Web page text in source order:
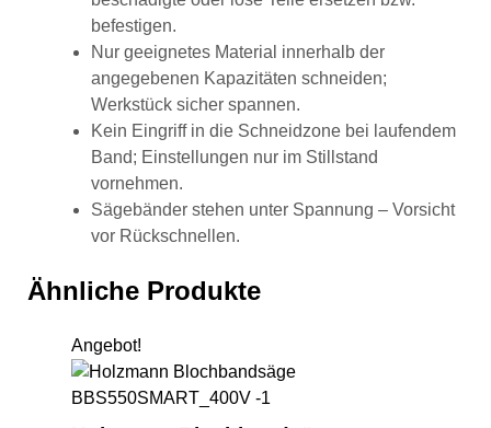
befestigen.
Nur geeignetes Material innerhalb der
angegebenen Kapazitäten schneiden;
Werkstück sicher spannen.
Kein Eingriff in die Schneidzone bei laufendem
Band; Einstellungen nur im Stillstand
vornehmen.
Sägebänder stehen unter Spannung – Vorsicht
vor Rückschnellen.
Ähnliche Produkte
Angebot!